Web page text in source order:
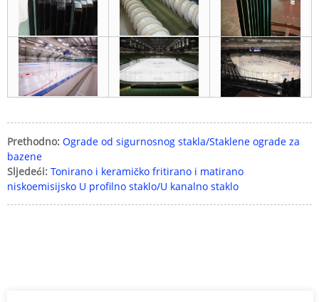
Prethodno: Ograde od sigurnosnog stakla/Staklene ograde za
bazene
Sljedeći: Tonirano i keramičko fritirano i matirano
niskoemisijsko U profilno staklo/U kanalno staklo